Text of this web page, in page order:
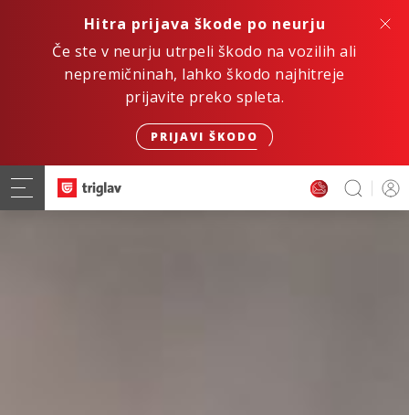
Hitra prijava škode po neurju
Če ste v neurju utrpeli škodo na vozilih ali
nepremičninah, lahko škodo najhitreje
prijavite preko spleta.
PRIJAVI ŠKODO